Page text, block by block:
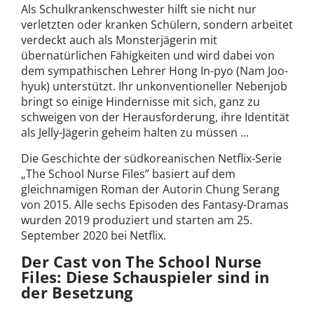
Als Schulkrankenschwester hilft sie nicht nur
verletzten oder kranken Schülern, sondern arbeitet
verdeckt auch als Monsterjägerin mit
übernatürlichen Fähigkeiten und wird dabei von
dem sympathischen Lehrer Hong In-pyo (Nam Joo-
hyuk) unterstützt. Ihr unkonventioneller Nebenjob
bringt so einige Hindernisse mit sich, ganz zu
schweigen von der Herausforderung, ihre Identität
als Jelly-Jägerin geheim halten zu müssen ...
Die Geschichte der südkoreanischen Netflix-Serie
„The School Nurse Files” basiert auf dem
gleichnamigen Roman der Autorin Chung Serang
von 2015. Alle sechs Episoden des Fantasy-Dramas
wurden 2019 produziert und starten am 25.
September 2020 bei Netflix.
Der Cast von The School Nurse
Files: Diese Schauspieler sind in
der Besetzung